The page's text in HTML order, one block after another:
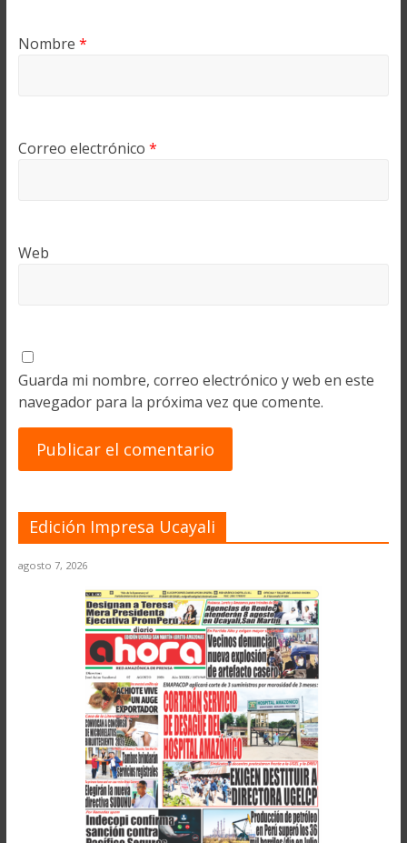
Nombre *
Correo electrónico *
Web
Guarda mi nombre, correo electrónico y web en este
navegador para la próxima vez que comente.
Edición Impresa Ucayali
agosto 7, 2026